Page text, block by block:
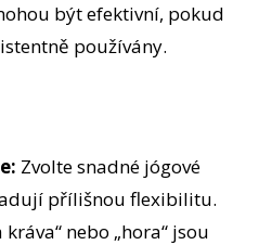
být efektivní, pokud
používány.
Zvolte snadné jógové
přílišnou flexibilitu.
nebo „hora“ jsou